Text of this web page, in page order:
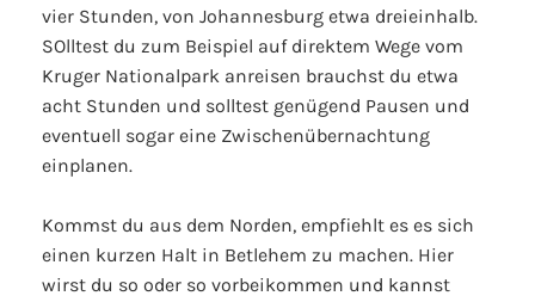
vier Stunden, von Johannesburg etwa dreieinhalb.
SOlltest du zum Beispiel auf direktem Wege vom
Kruger Nationalpark anreisen brauchst du etwa
acht Stunden und solltest genügend Pausen und
eventuell sogar eine Zwischenübernachtung
einplanen.
Kommst du aus dem Norden, empfiehlt es es sich
einen kurzen Halt in Betlehem zu machen. Hier
wirst du so oder so vorbeikommen und kannst